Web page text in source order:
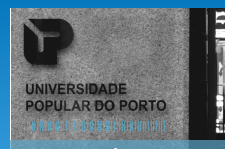
Universidade
Popular do
Porto
Associação
Cultural